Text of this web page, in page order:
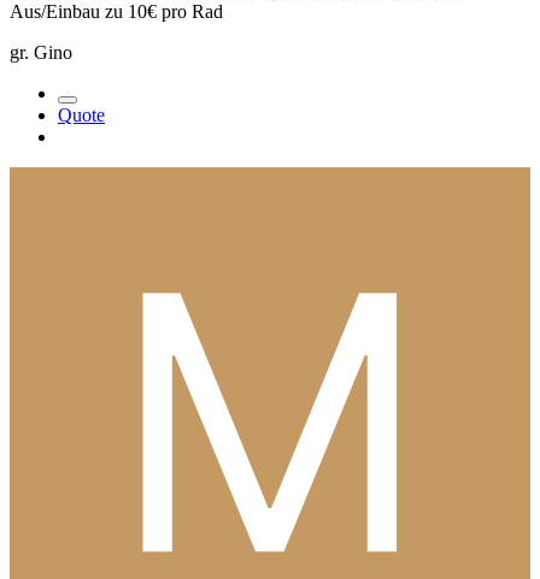
Aus/Einbau zu 10€ pro Rad
gr. Gino
Quote